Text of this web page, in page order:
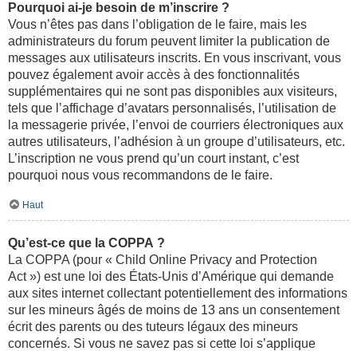
Pourquoi ai-je besoin de m’inscrire ?
Vous n’êtes pas dans l’obligation de le faire, mais les
administrateurs du forum peuvent limiter la publication de
messages aux utilisateurs inscrits. En vous inscrivant, vous
pouvez également avoir accès à des fonctionnalités
supplémentaires qui ne sont pas disponibles aux visiteurs,
tels que l’affichage d’avatars personnalisés, l’utilisation de
la messagerie privée, l’envoi de courriers électroniques aux
autres utilisateurs, l’adhésion à un groupe d’utilisateurs, etc.
L’inscription ne vous prend qu’un court instant, c’est
pourquoi nous vous recommandons de le faire.
Haut
Qu’est-ce que la COPPA ?
La COPPA (pour « Child Online Privacy and Protection
Act ») est une loi des États-Unis d’Amérique qui demande
aux sites internet collectant potentiellement des informations
sur les mineurs âgés de moins de 13 ans un consentement
écrit des parents ou des tuteurs légaux des mineurs
concernés. Si vous ne savez pas si cette loi s’applique